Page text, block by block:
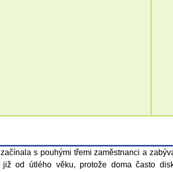
s pouhými třemi zaměstnanci a
od útlého věku, protože doma často